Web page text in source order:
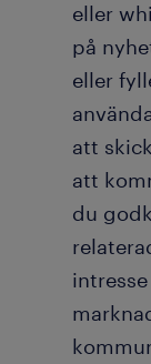
eller
på
eller
att
att
du